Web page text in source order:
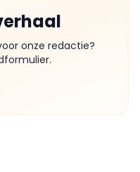
onze redactie?